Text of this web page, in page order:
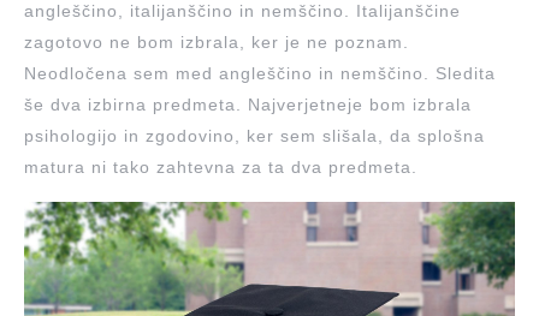
angleščino, italijanščino in nemščino. Italijanščine
zagotovo ne bom izbrala, ker je ne poznam.
Neodločena sem med angleščino in nemščino. Sledita
še dva izbirna predmeta. Najverjetneje bom izbrala
psihologijo in zgodovino, ker sem slišala, da splošna
matura ni tako zahtevna za ta dva predmeta.